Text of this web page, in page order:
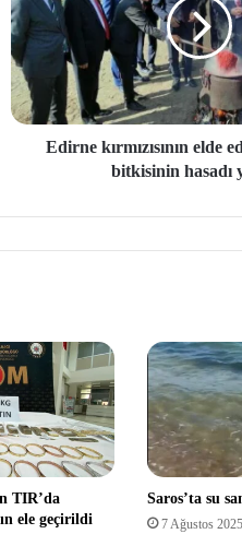
Edirne kırmızısının elde
bitkisinin hasadı
TIR’da
ele geçirildi
Saros’ta su
7 Ağustos 2025